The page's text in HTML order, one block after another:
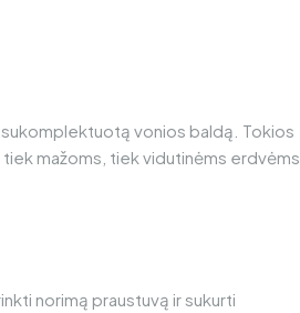
sukomplektuotą vonios baldą. Tokios
mažoms, tiek vidutinėms erdvėms,
norimą praustuvą ir sukurti